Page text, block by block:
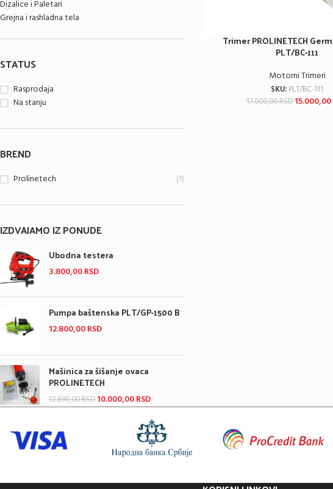
Dizalice i Paletari
Grejna i rashladna tela
STATUS
Rasprodaja
Na stanju
BREND
Prolinetech (1)
IZDVAJAMO IZ PONUDE
Ubodna testera
3.800,00RSD
Pumpa baštenska PLT/GP-1500 B
12.800,00RSD
Mašinica za šišanje ovaca
PROLINETECH
12.890,00RSD 10.000,00RSD
Trimer PROLINETECH
PLT/BC-111
Motorni Trimeri
SKU: PLT/BC-111
17.000,00RSD 15.000,00